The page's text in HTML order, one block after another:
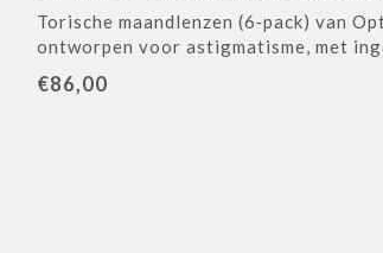
Torische maandlenzen (6‑pack) van
ontworpen voor astigmatisme, met
€86,00